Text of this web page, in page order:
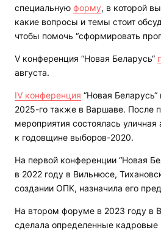
специальную форму, в которой
какие вопросы и темы стоит
чтобы помочь “сформировать
V конференция “Новая Беларусь“
августа.
IV конференция “Новая
2025-го также в Варшаве. После
мероприятия состоялась
к годовщине выборов-2020.
На первой конференции “Новая
в 2022 году в Вильнюсе,
создании ОПК, назначила его
На втором форуме в 2023 году в
сделала определенные